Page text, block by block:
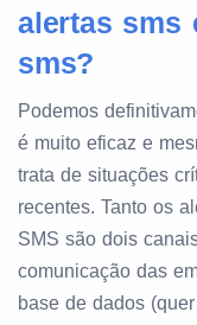
alertas sms
sms?
Podemos
é muito eficaz e
trata de situações
recentes. Tanto os
SMS são dois
comunicação das
base de dados